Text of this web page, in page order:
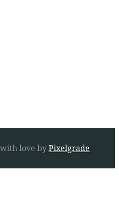
love byPixelgrade